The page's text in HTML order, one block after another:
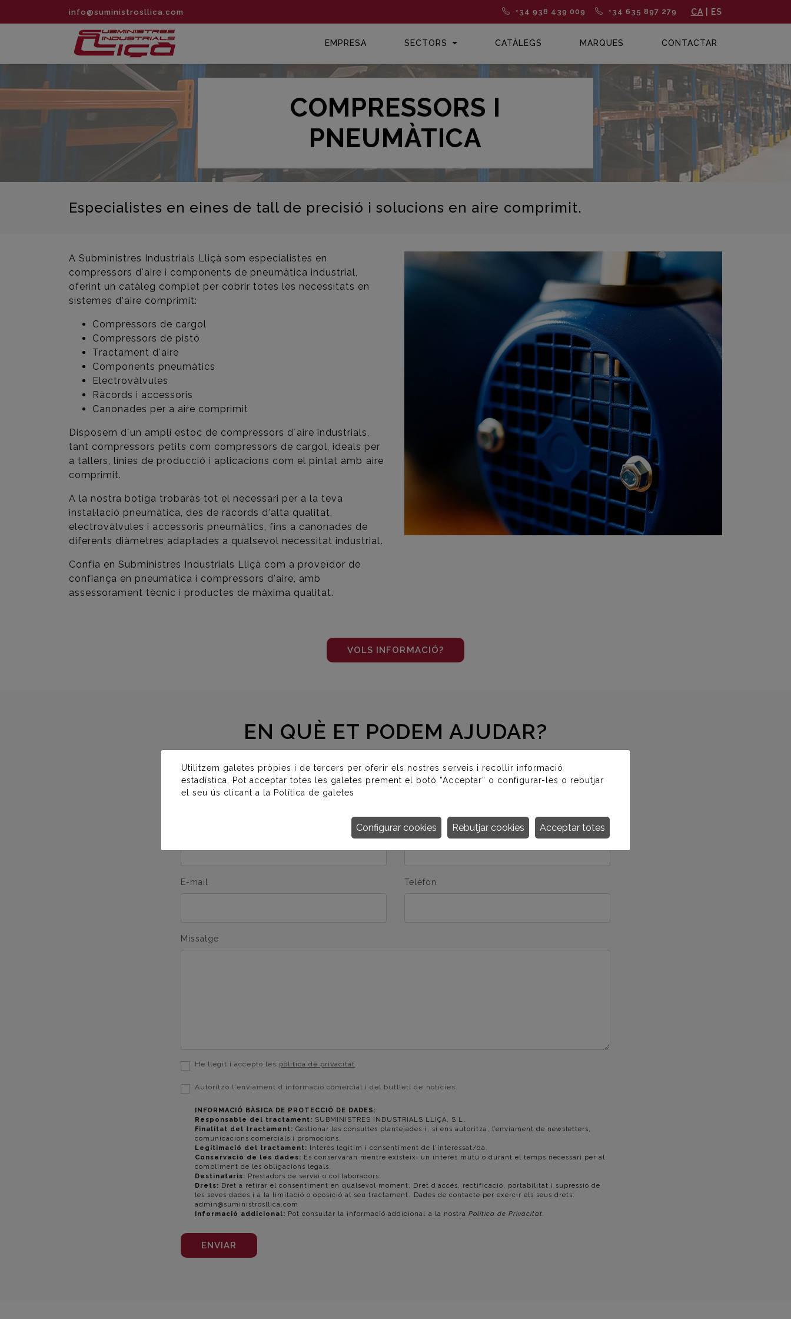
info@suministrosllica.com +34 938 439 009 +34 635 897 279 CA ES
EMPRESA SECTORS CATÀLEGS MARQUES CONTACTAR
COMPRESSORS I
PNEUMÀTICA
Especialistes en eines de tall de precisió i solucions en aire comprimit.
A Subministres Industrials Lliçà som especialistes en
compressors d'aire i components de pneumàtica industrial,
oferint un catàleg complet per cobrir totes les necessitats en
sistemes d'aire comprimit:
Compressors de cargol
Compressors de pistó
Tractament d'aire
Components pneumàtics
Electrovàlvules
Ràcords i accessoris
Canonades per a aire comprimit
Disposem d´un ampli estoc de compressors d´aire industrials,
tant compressors petits com compressors de cargol, ideals per
a tallers, línies de producció i aplicacions com el pintat amb aire
comprimit.
A la nostra botiga trobaràs tot el necessari per a la teva
instal·lació pneumàtica, des de ràcords d'alta qualitat,
electrovàlvules i accessoris pneumàtics, fins a canonades de
diferents diàmetres adaptades a qualsevol necessitat industrial.
Confia en Subministres Industrials Lliçà com a proveïdor de
confiança en pneumàtica i compressors d'aire, amb
assessorament tècnic i productes de màxima qualitat.
VOLS INFORMACIÓ?
EN QUÈ ET PODEM AJUDAR?
amb contacte amb voste.
Empresa
E-mail Telèfon
Missatge
He llegit i accepto les politica de privacitat
Autoritzo l'enviament d'informació comercial i del butlletí de notícies.
INFORMACIÓ BÀSICA DE PROTECCIÓ DE DADES:
Responsable del tractament: SUBMINISTRES INDUSTRIALS LLIÇÀ, S.L.
Finalitat del tractament: Gestionar les consultes plantejades i, si ens autoritza, l’enviament de newsletters,
comunicacions comercials i promocions.
Legitimació del tractament: Interès legítim i consentiment de l’interessat/da.
Conservació de les dades: Es conservaran mentre existeixi un interès mutu o durant el temps necessari per al
compliment de les obligacions legals.
Destinataris: Prestadors de servei o col·laboradors.
Drets: Dret a retirar el consentiment en qualsevol moment. Dret d’accés, rectificació, portabilitat i supressió de
les seves dades i a la limitació o oposició al seu tractament. Dades de contacte per exercir els seus drets:
admin@suministrosllica.com
Informació addicional: Pot consultar la informació addicional a la nostra Política de Privacitat.
Utilitzem galetes pròpies i de tercers per oferir els nostres serveis i recollir informació
estadística. Pot acceptar totes les galetes prement el botó ”Acceptar” o configurar-les o rebutjar
el seu ús clicant a la Política de galetes
Acceptar totes
Rebutjar cookies
Configurar cookies